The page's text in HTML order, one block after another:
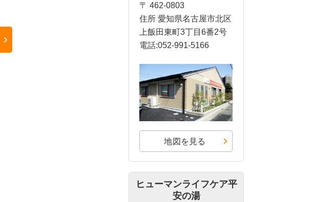
〒 462-0803
住所 愛知県名古屋市北区
上飯田東町3丁目6番2号
電話:052-991-5166
地図を見る
ヒューマンライフケア平
安の湯